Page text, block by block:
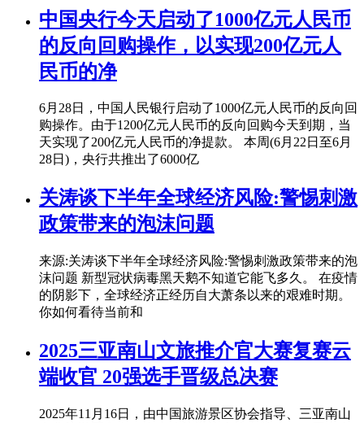
中国央行今天启动了1000亿元人民币
的反向回购操作，以实现200亿元人
民币的净
6月28日，中国人民银行启动了1000亿元人民币的反向回
购操作。由于1200亿元人民币的反向回购今天到期，当
天实现了200亿元人民币的净提款。 本周(6月22日至6月
28日)，央行共推出了6000亿
关涛谈下半年全球经济风险:警惕刺激
政策带来的泡沫问题
来源:关涛谈下半年全球经济风险:警惕刺激政策带来的泡
沫问题 新型冠状病毒黑天鹅不知道它能飞多久。 在疫情
的阴影下，全球经济正经历自大萧条以来的艰难时期。
你如何看待当前和
2025三亚南山文旅推介官大赛复赛云
端收官 20强选手晋级总决赛
2025年11月16日，由中国旅游景区协会指导、三亚南山